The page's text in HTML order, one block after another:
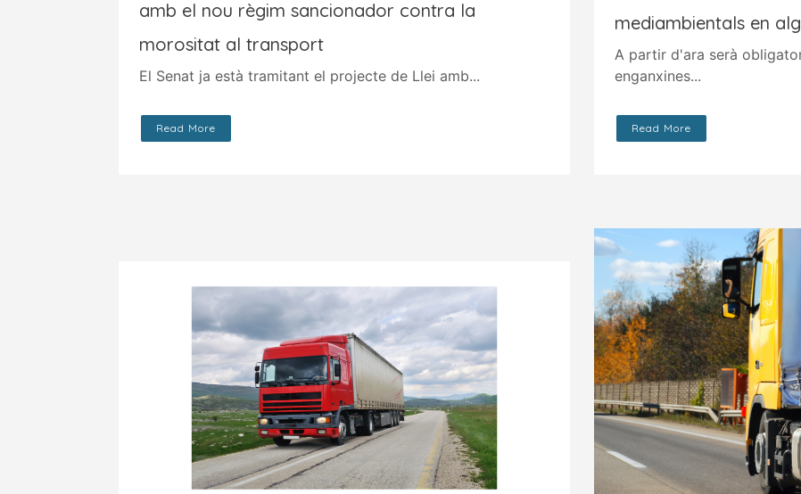
amb el nou règim sancionador contra la
morositat al transport
El Senat ja està tramitant el projecte de Llei amb...
Read More
mediambientals en
A partir d'ara serà
enganxines...
Read More